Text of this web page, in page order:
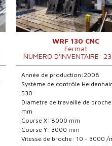
WRF 130 CNC
Fermat
NUMERO D'INVENTAIRE:
Année de production:2008
Système de contrôle
530
Diametre de travaille de
mm
Course X: 8000 mm
Course Y: 3000 mm
Vitesse de broche: 10 - 3000 /